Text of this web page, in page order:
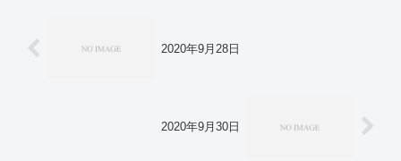
2020年9月28日
2020年9月30日